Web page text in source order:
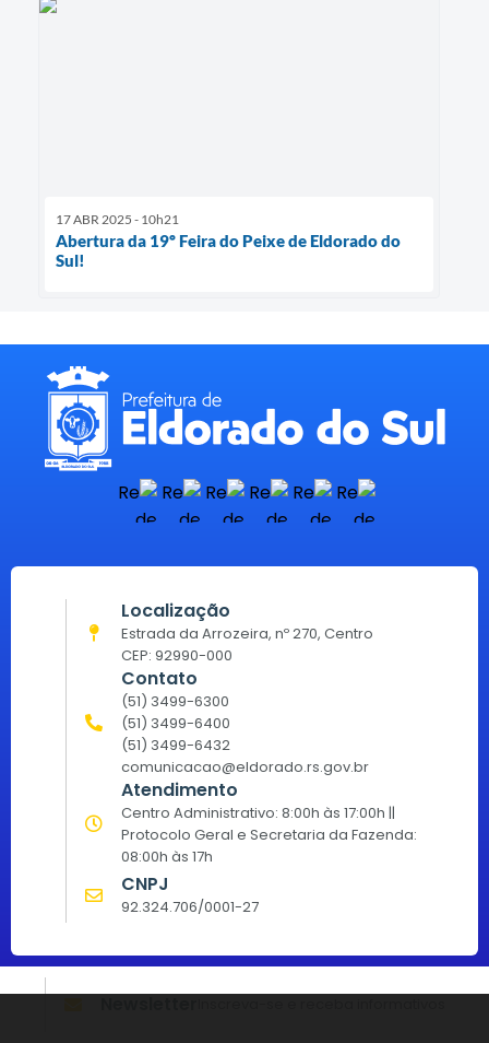
17 ABR 2025 - 10h21
Abertura da 19º Feira do Peixe de Eldorado do
Sul!
Localização
Estrada da Arrozeira, nº 270, Centro
CEP: 92990-000
Contato
(51) 3499-6300
(51) 3499-6400
(51) 3499-6432
comunicacao@eldorado.rs.gov.br
Atendimento
Centro Administrativo: 8:00h às 17:00h ||
Protocolo Geral e Secretaria da Fazenda:
08:00h às 17h
CNPJ
92.324.706/0001-27